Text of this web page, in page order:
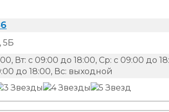
5Б
Вт: с 09:00 до 18:00, Ср: с 09:00 до
до 18:00, Вс: выходной